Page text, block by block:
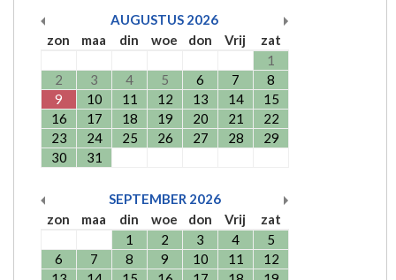
AUGUSTUS 2026
zon
maa din woe don Vrij
zat
1
2
3 4 5 6 7
8
9
10 11 12 13 14
15
16
17 18 19 20 21
22
23
24 25 26 27 28
29
30
31
SEPTEMBER 2026
zon
maa din woe don Vrij
zat
1
2 3 4
5
6
7 8 9 10 11
12